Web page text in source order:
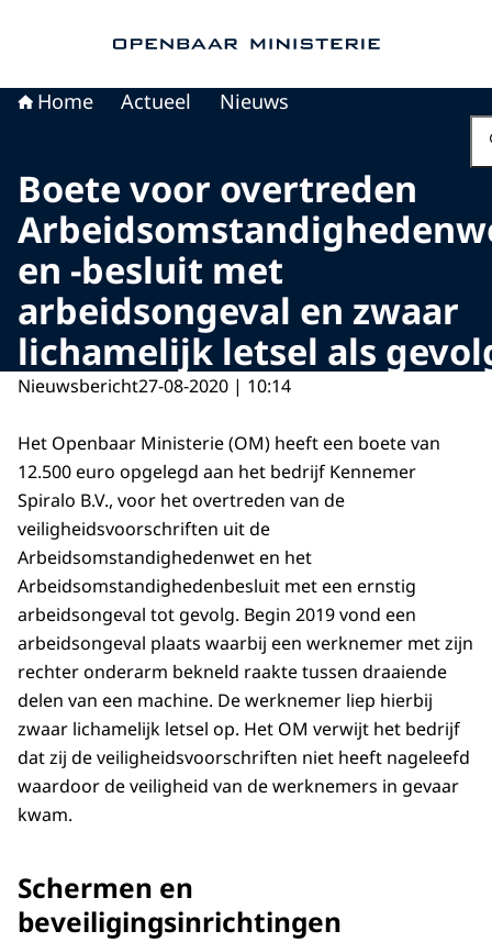
Home Actueel Nieuws
Boete voor overtreden
en -besluit met
arbeidsongeval en zwaar
lichamelijk letsel als
Nieuwsbericht27-08-2020 | 10:14
Het Openbaar Ministerie (OM) heeft een boete van
12.500 euro opgelegd aan het bedrijf Kennemer
Spiralo B.V., voor het overtreden van de
veiligheidsvoorschriften uit de
Arbeidsomstandighedenwet en het
Arbeidsomstandighedenbesluit met een ernstig
arbeidsongeval tot gevolg. Begin 2019 vond een
arbeidsongeval plaats waarbij een werknemer met zijn
rechter onderarm bekneld raakte tussen draaiende
delen van een machine. De werknemer liep hierbij
zwaar lichamelijk letsel op. Het OM verwijt het bedrijf
dat zij de veiligheidsvoorschriften niet heeft nageleefd
waardoor de veiligheid van de werknemers in gevaar
kwam.
Schermen en
beveiligingsinrichtingen